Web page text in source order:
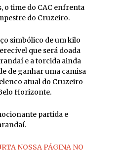
o time do CAC enfrenta
do Cruzeiro.
simbólico de um kilo
que será doada
e a torcida ainda
de ganhar uma camisa
atual do Cruzeiro
Horizonte.
partida e
NOSSA PÁGINA NO